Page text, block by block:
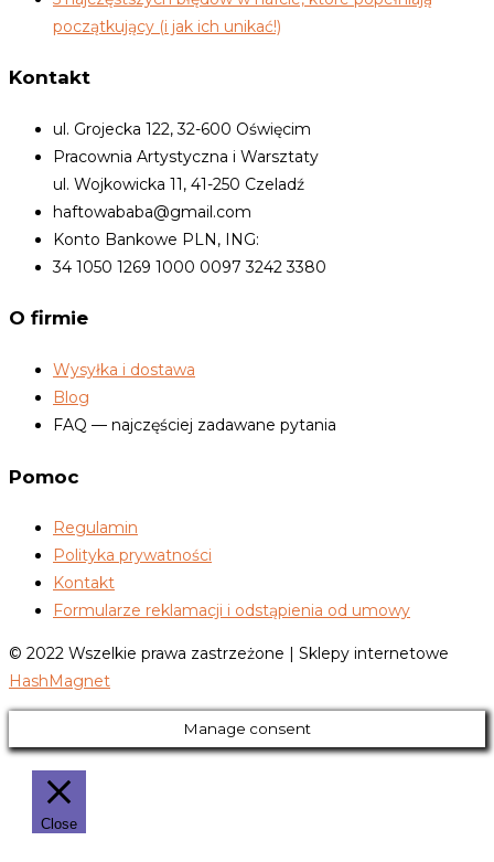
początkujący (i jak ich unikać!)
Kontakt
ul. Grojecka 122, 32-600 Oświęcim
Pracownia Artystyczna i Warsztaty
ul. Wojkowicka 11, 41-250 Czeladź
haftowababa@gmail.com
Konto Bankowe PLN, ING:
34 1050 1269 1000 0097 3242 3380
O firmie
Wysyłka i dostawa
Blog
FAQ — najczęściej zadawane pytania
Pomoc
Regulamin
Polityka prywatności
Kontakt
Formularze reklamacji i odstąpienia od umowy
© 2022 Wszelkie prawa zastrzeżone | Sklepy internetowe
HashMagnet
Manage consent
Close